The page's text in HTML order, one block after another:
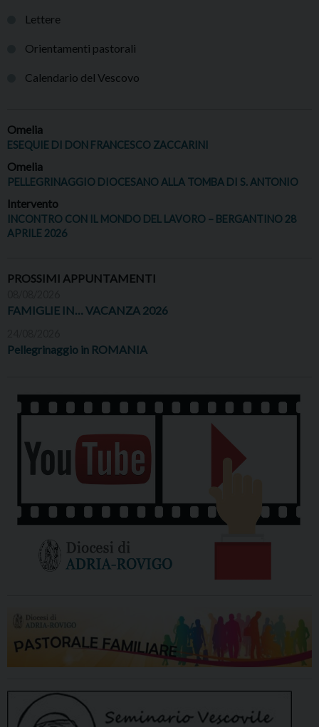
Lettere
Orientamenti pastorali
Calendario del Vescovo
Omelia
ESEQUIE DI DON FRANCESCO ZACCARINI
Omelia
PELLEGRINAGGIO DIOCESANO ALLA TOMBA DI S. ANTONIO
Intervento
INCONTRO CON IL MONDO DEL LAVORO – BERGANTINO 28
APRILE 2026
PROSSIMI APPUNTAMENTI
FAMIGLIE IN… VACANZA 2026
Pellegrinaggio in ROMANIA